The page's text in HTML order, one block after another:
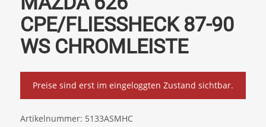
CPE/FLIESSHECK 87-90
WS CHROMLEISTE
Preise sind erst im eingeloggten Zustand sichtbar.
Artikelnummer: 5133ASMHC